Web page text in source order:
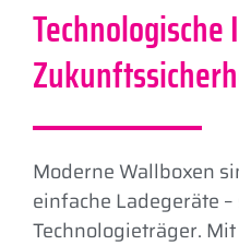
Moderne Wallboxen
einfache Ladegeräte
Technologieträger.